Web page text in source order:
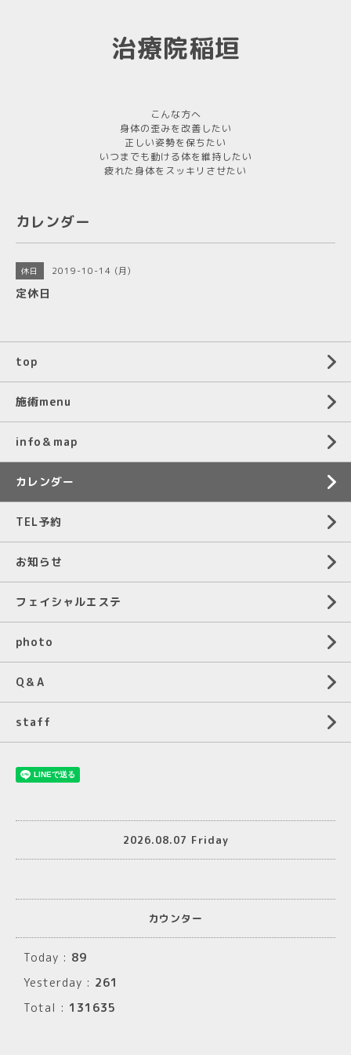
治療院稲垣
こんな方へ
身体の歪みを改善したい
正しい姿勢を保ちたい
いつまでも動ける体を維持したい
疲れた身体をスッキリさせたい
カレンダー
休日 2019-10-14 (月)
定休日
top
施術menu
info＆map
カレンダー
TEL予約
お知らせ
フェイシャルエステ
photo
Q＆A
staff
2026.08.07 Friday
カウンター
Today : 89
Yesterday : 261
Total : 131635